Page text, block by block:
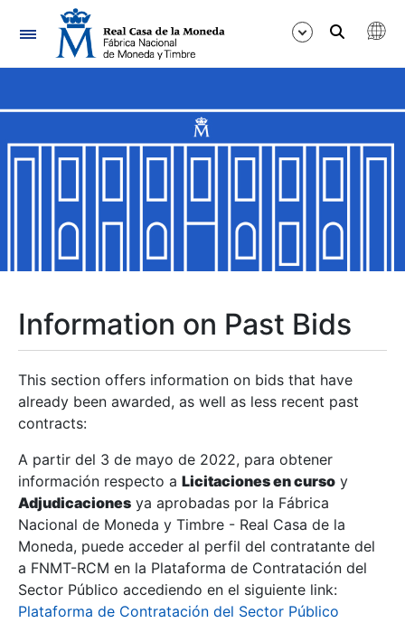
Navigation
Show/Hide
Show/Hide
Show/Hide
Show/Hide
Show/Hide
Information on Past Bids
This section offers information on bids that have
already been awarded, as well as less recent past
contracts:
A partir del 3 de mayo de 2022, para obtener
información respecto a Licitaciones en curso y
Adjudicaciones ya aprobadas por la Fábrica
Nacional de Moneda y Timbre - Real Casa de la
Moneda, puede acceder al perfil del contratante del
a FNMT-RCM en la Plataforma de Contratación del
Sector Público accediendo en el siguiente link:
Plataforma de Contratación del Sector Público